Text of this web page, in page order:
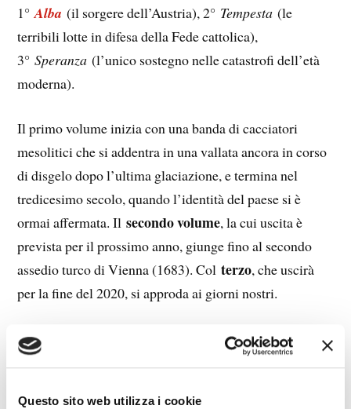
Questo sito web utilizza i cookie
1°Alba (il sorgere dell’Austria), 2° Tempesta (le
terribili lotte in difesa della Fede cattolica),
3°Speranza(l’unico sostegno nelle catastrofi dell’età
moderna).
Il primo volume inizia con una banda di cacciatori
mesolitici che si addentra in una vallata ancora in corso
di disgelo dopo l’ultima glaciazione, e termina nel
tredicesimo secolo, quando l’identità del paese si è
ormai affermata. Ilsecondo volume, la cui uscita è
prevista per il prossimo anno, giunge fino al secondo
assedio turco di Vienna (1683). Colterzo, che uscirà
per la fine del 2020, si approda ai giorni nostri.
Già in questo primo volume si rileva la vocazione
dell’Austria come terra di frontiera: in epoca romana in